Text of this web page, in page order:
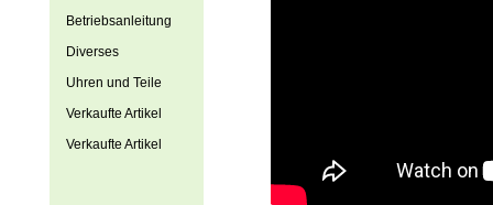
Betriebsanleitung
Diverses
Uhren und Teile
Verkaufte Artikel
Verkaufte Artikel